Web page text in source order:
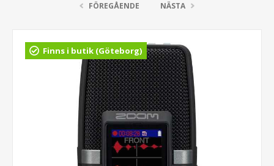
FÖREGÅENDE NÄSTA
Finns i butik (Göteborg)